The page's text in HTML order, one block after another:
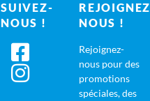
SUIVEZ-
NOUS !
NOUS !
Rejoignez-
nous pour des
promotions
spéciales, des